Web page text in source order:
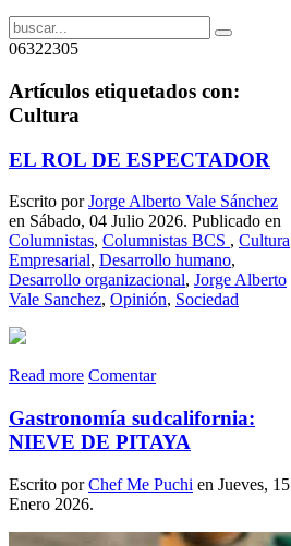
06322305
Artículos etiquetados con:
Cultura
EL ROL DE ESPECTADOR
Escrito porJorge Alberto Vale Sánchez
en Sábado, 04 Julio 2026. Publicado en
Columnistas, Columnistas BCS , Cultura
Empresarial, Desarrollo humano,
Desarrollo organizacional, Jorge Alberto
Vale Sanchez, Opinión, Sociedad
Read more Comentar
Gastronomía sudcalifornia:
NIEVE DE PITAYA
Escrito porChef Me Puchi en Jueves, 15
Enero 2026.